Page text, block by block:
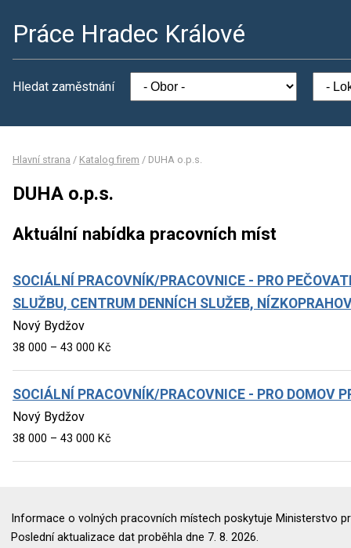
Práce Hradec Králové
Hledat zaměstnání
Hlavní strana / Katalog firem / DUHA o.p.s.
DUHA o.p.s.
Aktuální nabídka pracovních míst
SOCIÁLNÍ PRACOVNÍK/PRACOVNICE - PRO
SLUŽBU, CENTRUM DENNÍCH SLUŽEB,
Nový Bydžov
38 000 – 43 000 Kč
SOCIÁLNÍ PRACOVNÍK/PRACOVNICE - PRO DOMOV
Nový Bydžov
38 000 – 43 000 Kč
Informace o volných pracovních místech poskytuje Ministerstvo
Poslední aktualizace dat proběhla dne 7. 8. 2026.